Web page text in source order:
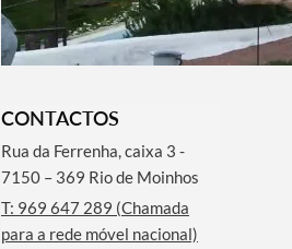
CONTACTOS
Rua da Ferrenha, caixa 3 -
7150 – 369 Rio de Moinhos
T: 969 647 289 (Chamada
para a rede móvel nacional)